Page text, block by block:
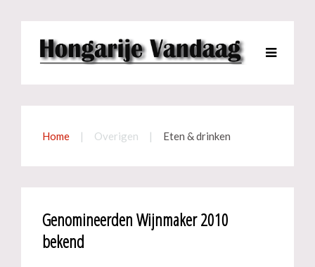
Home Overigen Eten & drinken
Genomineerden Wijnmaker 2010
bekend